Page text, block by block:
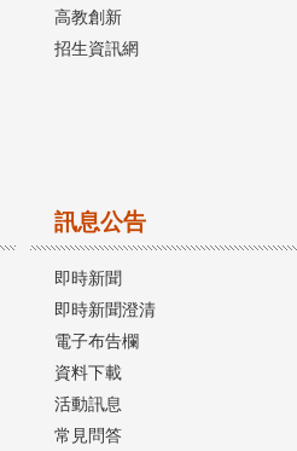
高教創新
招生資訊網
訊息公告
即時新聞
即時新聞澄清
電子布告欄
資料下載
活動訊息
常見問答